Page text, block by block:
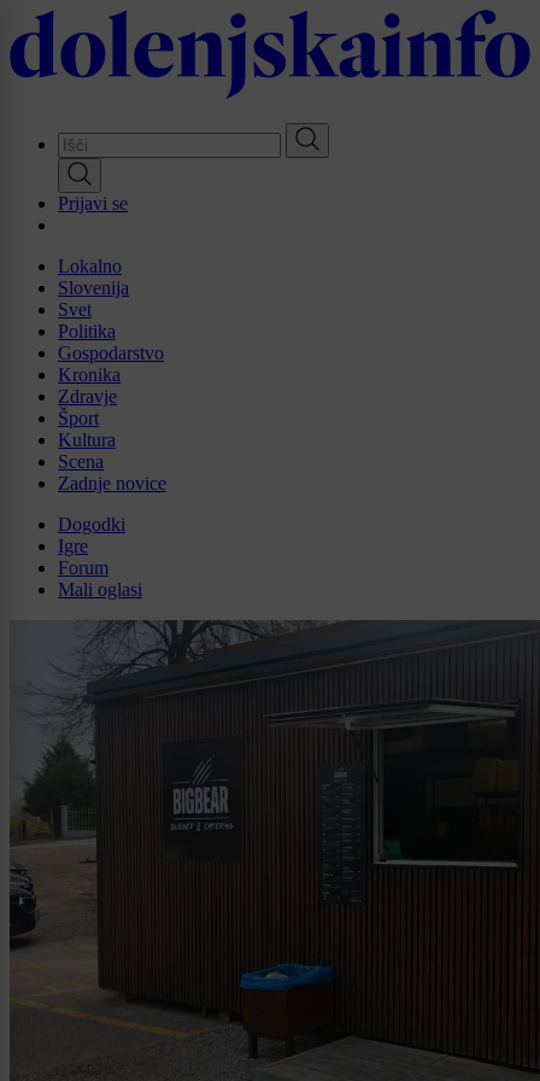
Skip
to
main
Prijavi se
Lokalno
Slovenija
Svet
Politika
Gospodarstvo
Kronika
Zdravje
Šport
Kultura
Scena
Zadnje novice
Dogodki
Igre
Forum
Mali oglasi